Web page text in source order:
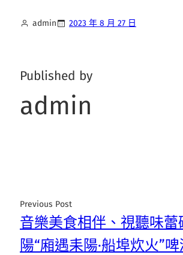
admin 2023 年 8 月 27 日
Published by
admin
Previous Post
音樂美食相伴、視聽味蕾
陽“廂遇耒陽·船埠炊火”